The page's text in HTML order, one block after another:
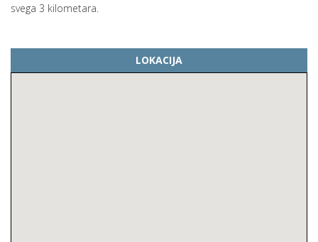
svega 3 kilometara.
LOKACIJA